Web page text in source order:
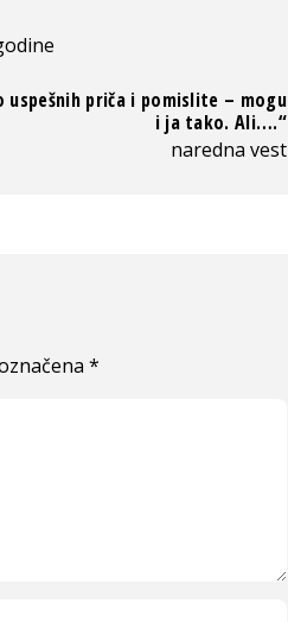
priča i pomislite – mogu
i ja tako. Ali….“
naredna vest
*